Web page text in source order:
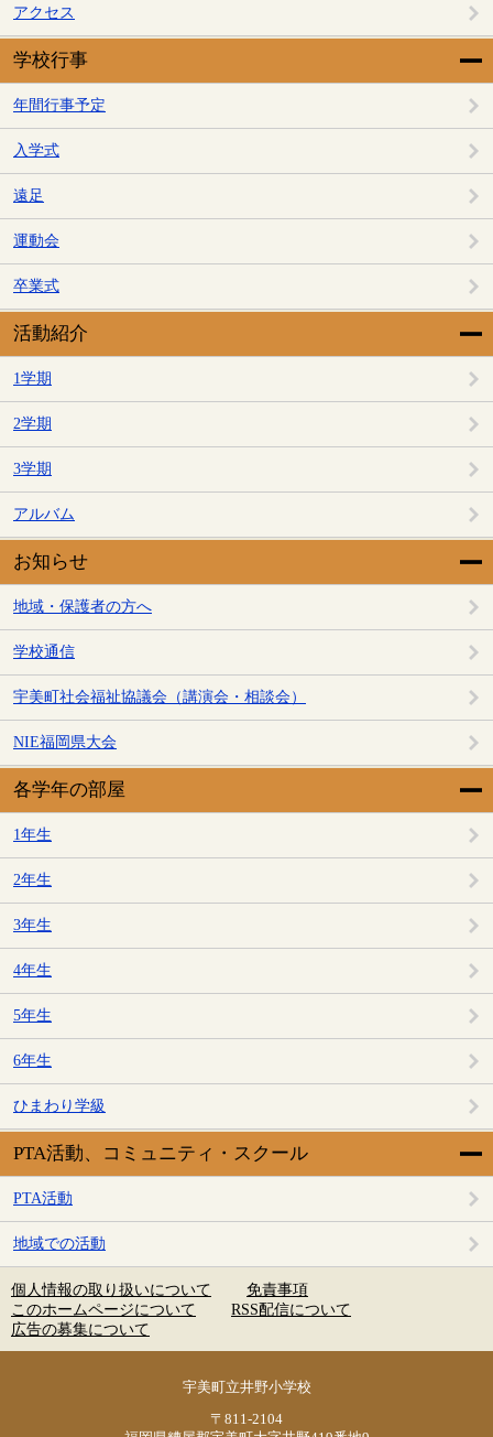
アクセス
学校行事
年間行事予定
入学式
遠足
運動会
卒業式
活動紹介
1学期
2学期
3学期
アルバム
お知らせ
地域・保護者の方へ
学校通信
宇美町社会福祉協議会（講演会・相談会）
NIE福岡県大会
各学年の部屋
1年生
2年生
3年生
4年生
5年生
6年生
ひまわり学級
PTA活動、コミュニティ・スクール
PTA活動
地域での活動
個人情報の取り扱いについて
免責事項
このホームページについて
RSS配信について
広告の募集について
宇美町立井野小学校
〒811-2104